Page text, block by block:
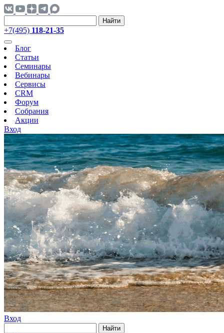
Найти
+7(495) 118-21-35
Блог
Статьи
Семинары
Вебинары
Сервисы
CRM
Форум
Собрания
Акции
Вход
Вход
Найти